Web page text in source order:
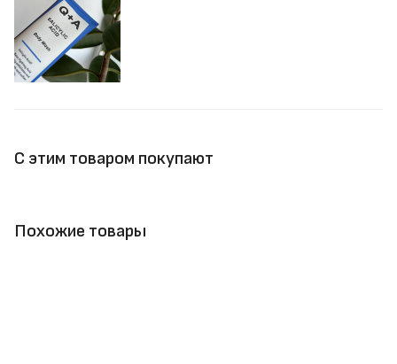
С этим товаром покупают
Похожие товары